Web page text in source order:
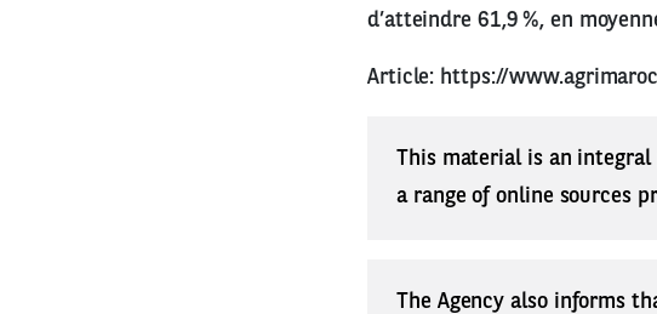
d’atteindre 61,9 %, en
Article: https://
This material is an
a range of online sources
The Agency also informs